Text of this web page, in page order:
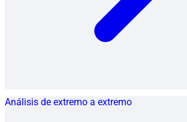
Análisis de extremo a extremo